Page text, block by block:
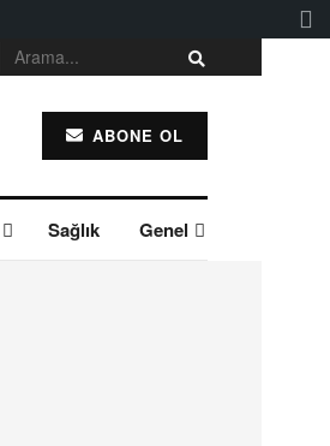
ABONE OL
Sağlık Genel